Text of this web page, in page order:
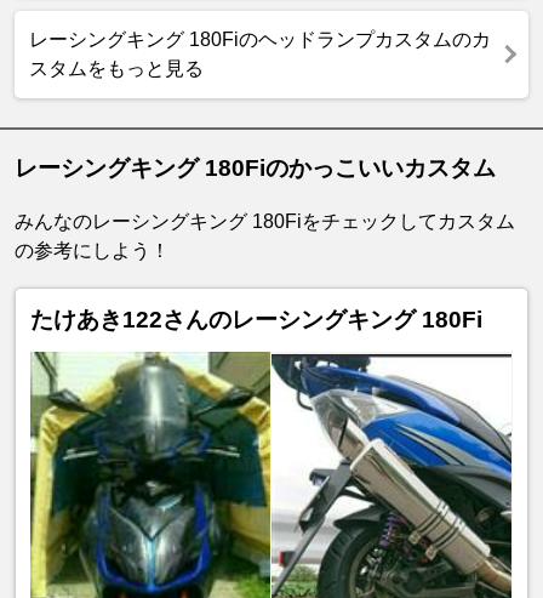
レーシングキング 180Fiのヘッドランプカスタムのカ
スタムをもっと見る
レーシングキング 180Fiのかっこいいカスタム
みんなのレーシングキング 180Fiをチェックしてカスタム
の参考にしよう！
たけあき122さんのレーシングキング 180Fi